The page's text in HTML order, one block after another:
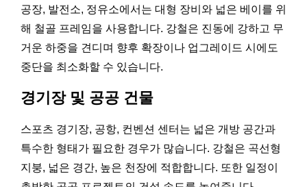
공장, 발전소, 정유소에서는 대형 장비와 넓은 베이를 위
해 철골 프레임을 사용합니다. 강철은 진동에 강하고 무
거운 하중을 견디며 향후 확장이나 업그레이드 시에도
중단을 최소화할 수 있습니다.
경기장 및 공공 건물
스포츠 경기장, 공항, 컨벤션 센터는 넓은 개방 공간과
특수한 형태가 필요한 경우가 많습니다. 강철은 곡선형
지붕, 넓은 경간, 높은 천장에 적합합니다. 또한 일정이